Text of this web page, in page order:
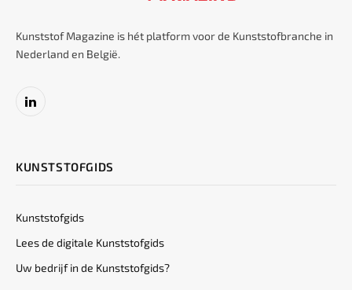
Kunststof Magazine is hét platform voor de Kunststofbranche in
Nederland en België.
LinkedIn
KUNSTSTOFGIDS
Kunststofgids
Lees de digitale Kunststofgids
Uw bedrijf in de Kunststofgids?